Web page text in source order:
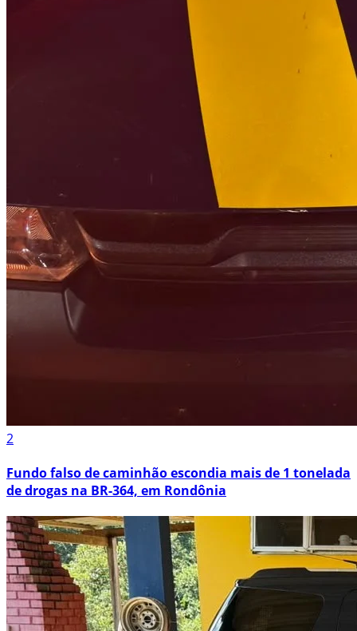
2
Fundo falso de caminhão escondia mais de 1 tonelada
de drogas na BR-364, em Rondônia